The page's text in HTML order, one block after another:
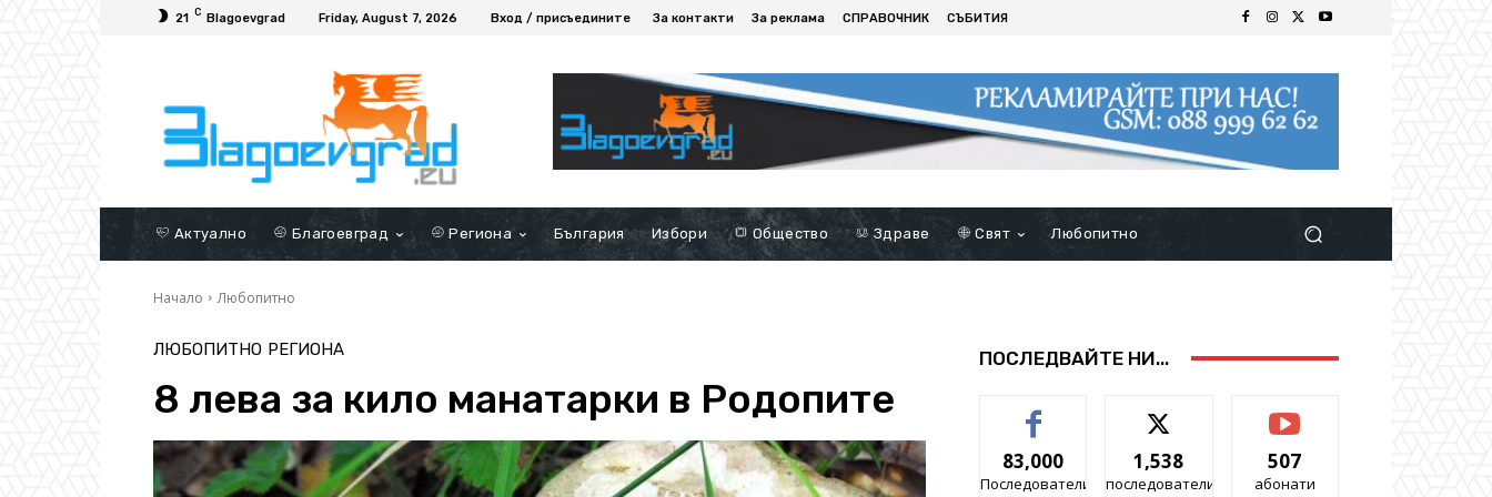
21 C Blagoevgrad Friday, August 7, 2026 Вход / присъедините За контакти За реклама СПРАВОЧНИК СЪБИТИЯ
Актуално Благоевград Региона България Избори Общество Здраве Свят Любопитно
Начало Любопитно
ЛЮБОПИТНО РЕГИОНА
8 лева за кило манатарки в Родопите
ПОСЛЕДВАЙТЕ НИ...
83,000
Последователи
1,538
последователи
507
абонати